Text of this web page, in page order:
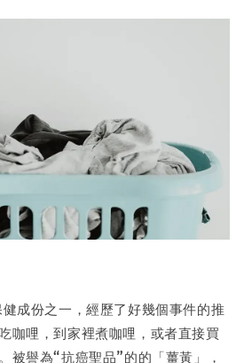
份之一，經歷了好幾個事件的推
咖哩，到家裡煮咖哩，或者直接買
被譽為“抗癌聖品”的的「薑黃」，